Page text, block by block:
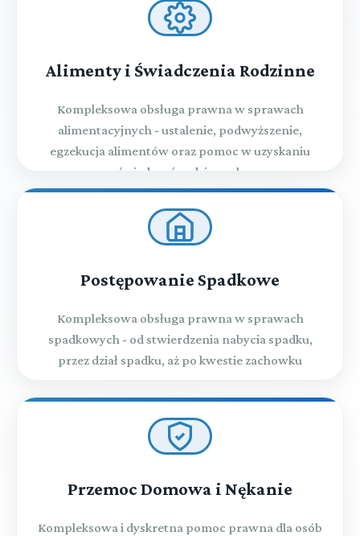
Alimenty i Świadczenia Rodzinne
Kompleksowa obsługa prawna w sprawach
alimentacyjnych - ustalenie, podwyższenie,
egzekucja alimentów oraz pomoc w uzyskaniu
świadczeń rodzinnych
Postępowanie Spadkowe
Kompleksowa obsługa prawna w sprawach
spadkowych - od stwierdzenia nabycia spadku,
przez dział spadku, aż po kwestie zachowku
Przemoc Domowa i Nękanie
Kompleksowa i dyskretna pomoc prawna dla osób